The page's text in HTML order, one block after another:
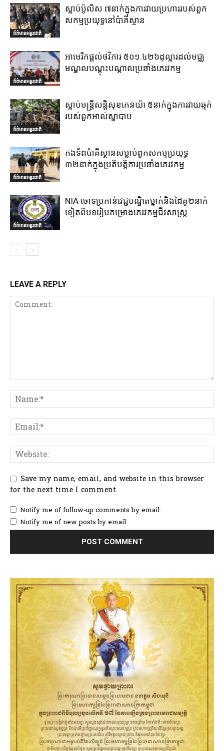
ព័ត៌មានអន្តរជាតិ
ស្លាប់ប៉ូលិស ៧នាក់ក្នុងការវាយប្រហាររបស់ពួក
សកម្មប្រយុទ្ធនៅប៉ាគីស្ថាន
ព័ត៌មានអន្តរជាតិ
អាមេរិកផ្តល់ថវិការ ៥០១.៤២៦ដុល្លារដល់មជ្ឈ
មណ្ឌលបណ្តុះបណ្តាលប្រឆាំងភេរវកម្ម
ព័ត៌មានអន្តរជាតិ
ស្លាប់មន្ត្រីសន្តិសុខកេនយ៉ា ៥នាក់ក្នុងការវាយឆ្មក់
របស់ពួកអាល់ស្ហាបាប
ព័ត៌មានអន្តរជាតិ
កងទ័ពប៉ាគីស្ថានសម្លាប់ពួកសកម្មប្រយុទ្ធ
៣២នាក់ក្នុងប្រតិបត្តិការប្រឆាំងភេរវកម្ម
ព័ត៌មានអន្តរជាតិ
NIA ចោទប្រកាន់វេជ្ជបណ្ឌិតម្នាក់និងដៃគូ២នាក់
ទៀតពីបទរៀបគម្រោងភេរវកម្មជីវសាស្ត្រ
LEAVE A REPLY
Save my name, email, and website in this browser
for the next time I comment.
Notify me of follow-up comments by email.
Notify me of new posts by email.